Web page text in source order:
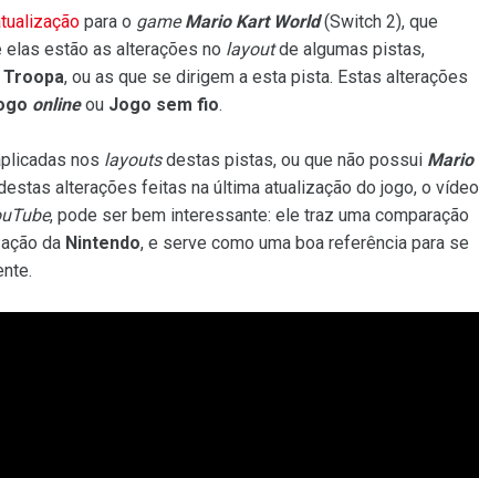
para o game Mario Kart World(Switch 2), que
estão as alterações no layoutde algumas pistas,
Troopa, ou as que se dirigem a esta pista. Estas alterações
online ou Jogo sem fio.
nos layoutsdestas pistas, ou que não possui Mario
alterações feitas na última atualização do jogo, o vídeo
, pode ser bem interessante: ele traz uma comparação
da Nintendo, e serve como uma boa referência para se